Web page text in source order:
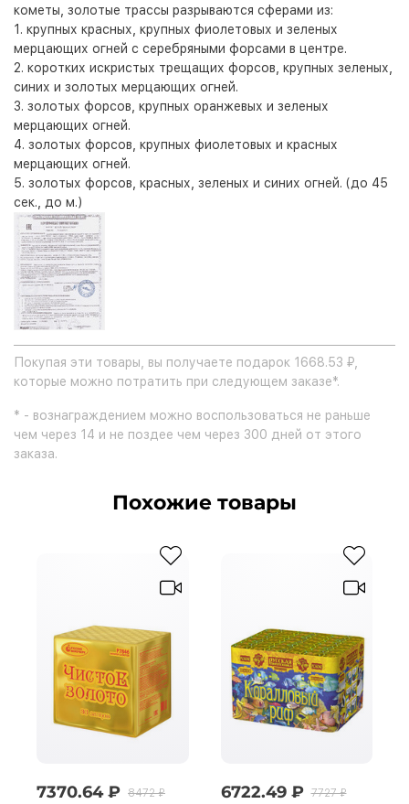
кометы, золотые трассы разрываются сферами из:
1. крупных красных, крупных фиолетовых и зеленых
мерцающих огней с серебряными форсами в центре.
2. коротких искристых трещащих форсов, крупных зеленых,
синих и золотых мерцающих огней.
3. золотых форсов, крупных оранжевых и зеленых
мерцающих огней.
4. золотых форсов, крупных фиолетовых и красных
мерцающих огней.
5. золотых форсов, красных, зеленых и синих огней. (до 45
сек., до м.)
Покупая эти товары, вы получаете подарок 1668.53 ₽,
которые можно потратить при следующем заказе*.
* - вознаграждением можно воспользоваться не раньше
чем через 14 и не поздее чем через 300 дней от этого
заказа.
Похожие товары
7370.64 ₽ 8472 ₽ 6722.49 ₽ 7727 ₽